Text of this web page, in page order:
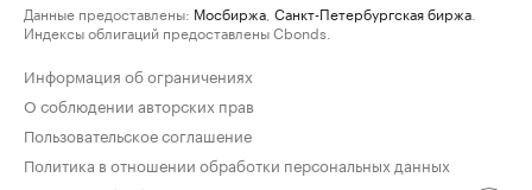
Данные предоставлены: Мосбиржа Санкт-Петербургская биржа
Индексы облигаций предоставлены Cbonds.
Информация об ограничениях
О соблюдении авторских прав
Пользовательское соглашение
Политика в отношении обработки персональных данных